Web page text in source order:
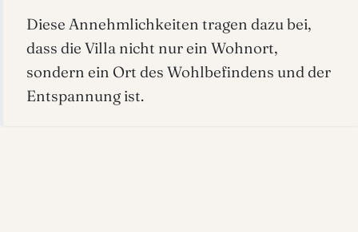
Diese Annehmlichkeiten tragen dazu bei,
dass die Villa nicht nur ein Wohnort,
sondern ein Ort des Wohlbefindens und der
Entspannung ist.